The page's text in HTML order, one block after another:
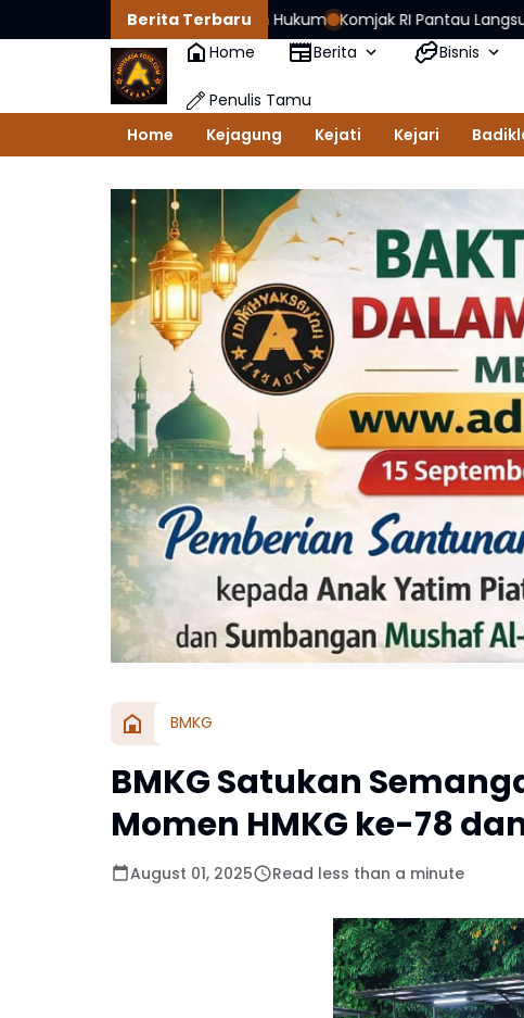
Berita Terbaru
Kepastian Hukum
Komjak RI Pantau Langsung
Home
Berita Bisnis
Penulis Tamu
Home
Kejagung Kejati Kejari
BMKG
BMKG Satukan
Momen HMKG ke-78
August 01, 2025 Read less than a minute